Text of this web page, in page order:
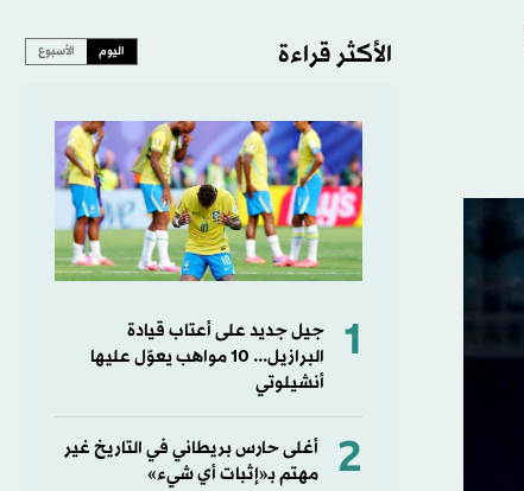
الأكثر قراءة اليوم الأسبوع
1
جيل جديد على أعتاب قيادة
البرازيل... 10 مواهب يعوّل عليها
أنشيلوتي
2
أغلى حارس بريطاني في التاريخ غير
مهتم بـ«إثبات أي شيء»